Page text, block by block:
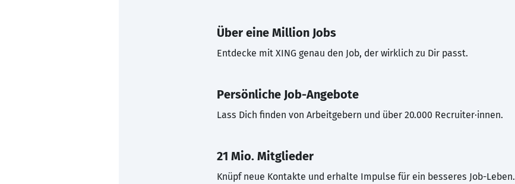
Über eine Million Jobs
Entdecke mit XING genau den Job, der wirklich zu Dir passt.
Persönliche Job-Angebote
Lass Dich finden von Arbeitgebern und über 20.000 Recruiter·innen.
21 Mio. Mitglieder
Knüpf neue Kontakte und erhalte Impulse für ein besseres Job-Leben.